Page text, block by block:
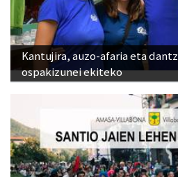
Kantujira, auzo-afaria eta
ospakizunei ekiteko